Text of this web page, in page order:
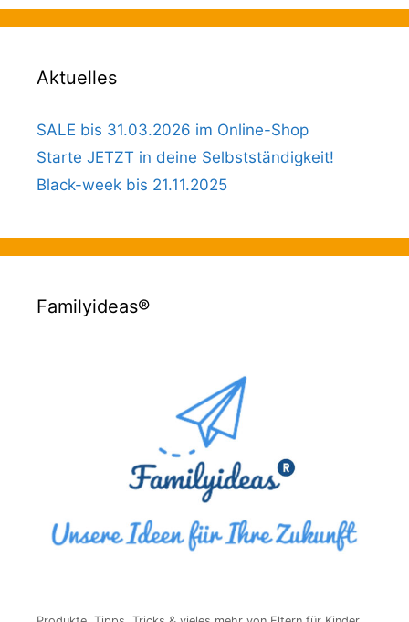
Aktuelles
SALE bis 31.03.2026 im Online-Shop
Starte JETZT in deine Selbstständigkeit!
Black-week bis 21.11.2025
Familyideas®